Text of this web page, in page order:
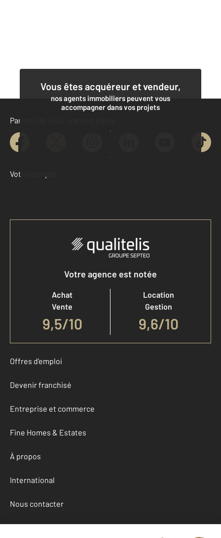
Vous êtes acquéreur et vendeur,
nos agents immobiliers peuvent vous
accompagner dans vos projets
Contacter l'agence
Demander une estimation
Parlons de vous, parlons biens
Votre compte :
Accéder à mon compte
Votre agence est notée
Achat
Vente
9,5/10
Location
Gestion
9,6/10
Offres d'emploi
Devenir franchisé
Entreprise et commerce
Fine Homes & Estates
À propos
International
Nous contacter